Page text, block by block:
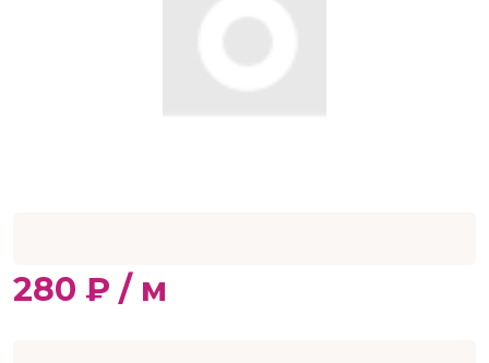
280 ₽ / м